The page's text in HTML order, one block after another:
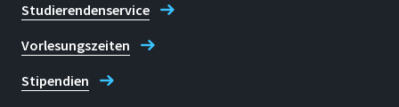
Studierendenservice
Vorlesungszeiten
Stipendien